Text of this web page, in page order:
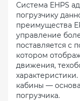
Система EHPS
погрузчику
преимущества
управление
поставляется с
котором
движения,
кабины —
погрузчика.